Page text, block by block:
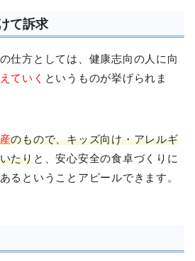
て訴求
仕方としては、健康志向の人に向
ていく というものが挙げられま
のもので、キッズ向け・アレルギ
たりと、安心安全の食卓づくりに
るということアピールできます。